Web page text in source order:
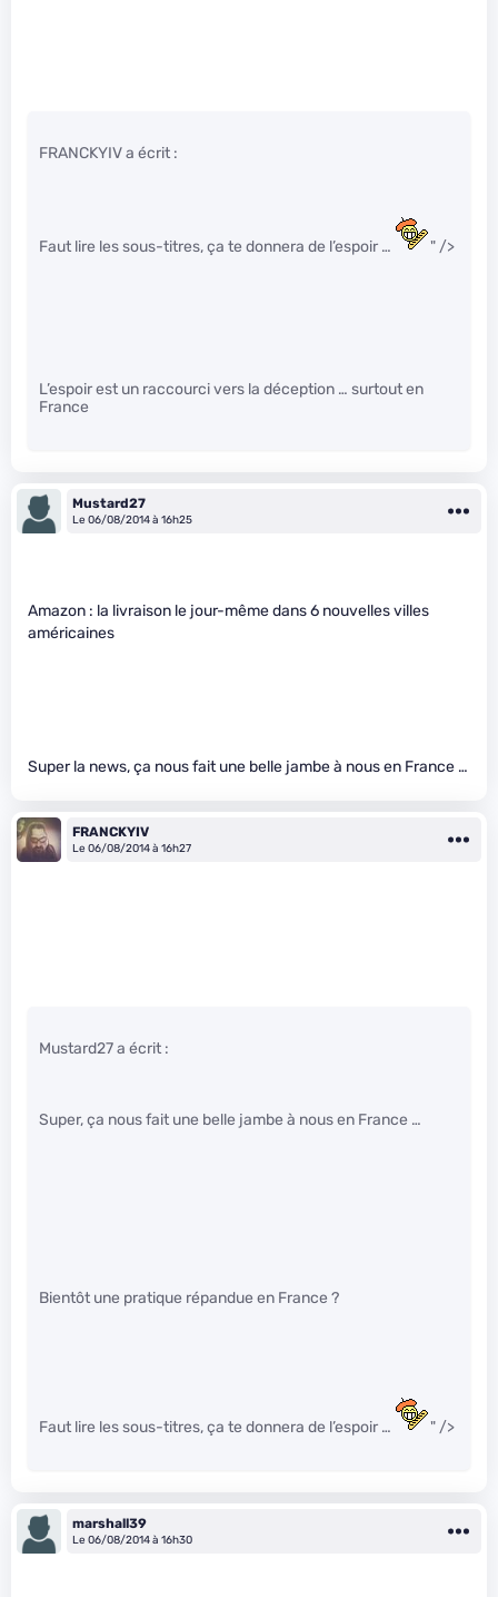
FRANCKYIV a écrit :
Faut lire les sous-titres, ça te donnera de l’espoir … " />
L’espoir est un raccourci vers la déception … surtout en
France
Mustard27
Le 06/08/2014 à 16h25
Amazon : la livraison le jour-même dans 6 nouvelles villes
américaines
Super la news, ça nous fait une belle jambe à nous en France …
FRANCKYIV
Le 06/08/2014 à 16h27
Mustard27 a écrit :
Super, ça nous fait une belle jambe à nous en France …
Bientôt une pratique répandue en France ?
Faut lire les sous-titres, ça te donnera de l’espoir … " />
marshall39
Le 06/08/2014 à 16h30